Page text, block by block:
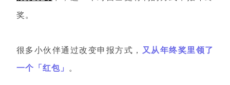
奖。
很多小伙伴通过改变申报方式， 又从年终奖里领了
一个「红包」 。